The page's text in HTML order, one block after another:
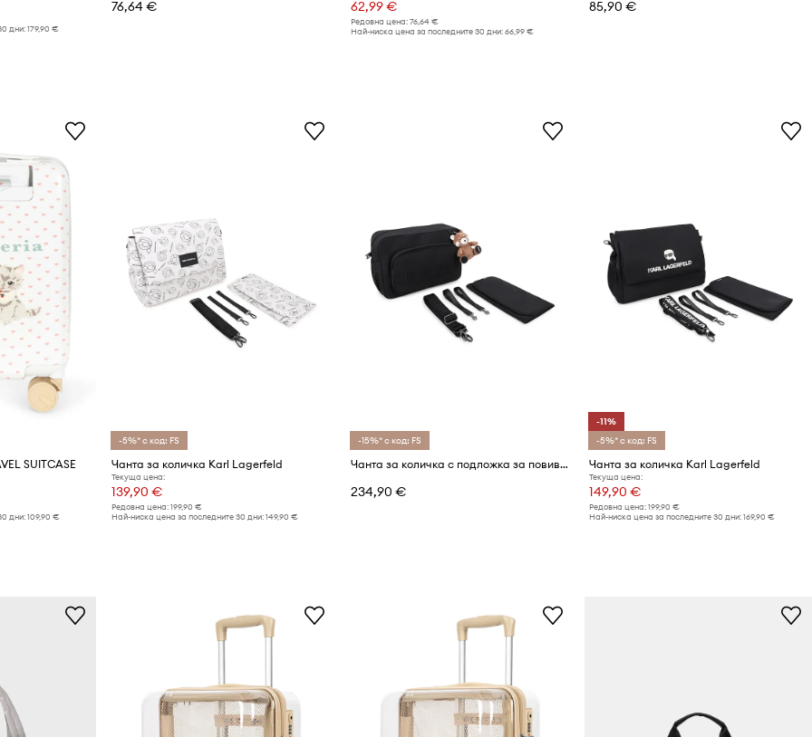
дни: 179,90 €
76,64 € 62,99 €
Редовна цена: 76,64 €
Най-ниска цена за последните 30 дни: 66,99 €
85,90 €
SUITCASE
дни: 109,90 €
-5%* с код: FS
Чанта за количка Karl Lagerfeld
Текуща цена:
139,90 €
Редовна цена: 199,90 €
Най-ниска цена за последните 30 дни: 149,90 €
-15%* с код: FS
Чанта за количка с подложка за повиване BOSS
234,90 €
-11%
-5%* с код: FS
Чанта за количка Karl Lagerfeld
Текуща цена:
149,90 €
Редовна цена: 199,90 €
Най-ниска цена за последните 30 дни: 169,90 €